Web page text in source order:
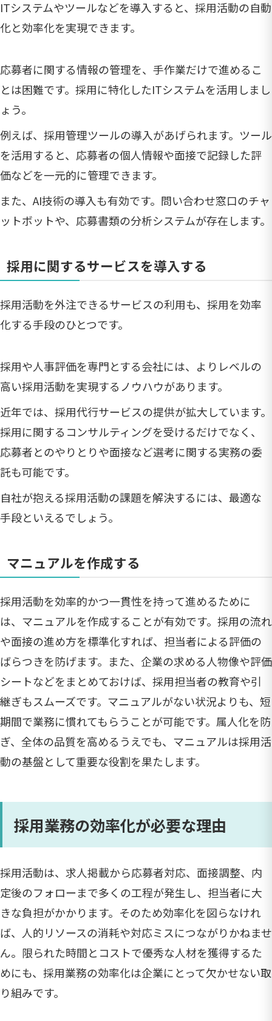
ITシステムやツールなどを導入すると、採用活動の自動
化と効率化を実現できます。
応募者に関する情報の管理を、手作業だけで進めるこ
とは困難です。採用に特化したITシステムを活用しまし
ょう。
例えば、採用管理ツールの導入があげられます。ツール
を活用すると、応募者の個人情報や面接で記録した評
価などを一元的に管理できます。
また、AI技術の導入も有効です。問い合わせ窓口のチャ
ットボットや、応募書類の分析システムが存在します。
採用に関するサービスを導入する
採用活動を外注できるサービスの利用も、採用を効率
化する手段のひとつです。
採用や人事評価を専門とする会社には、よりレベルの
高い採用活動を実現するノウハウがあります。
近年では、採用代行サービスの提供が拡大しています。
採用に関するコンサルティングを受けるだけでなく、
応募者とのやりとりや面接など選考に関する実務の委
託も可能です。
自社が抱える採用活動の課題を解決するには、最適な
手段といえるでしょう。
マニュアルを作成する
採用活動を効率的かつ一貫性を持って進めるために
は、マニュアルを作成することが有効です。採用の流れ
や面接の進め方を標準化すれば、担当者による評価の
ばらつきを防げます。また、企業の求める人物像や評価
シートなどをまとめておけば、採用担当者の教育や引
継ぎもスムーズです。マニュアルがない状況よりも、短
期間で業務に慣れてもらうことが可能です。属人化を防
ぎ、全体の品質を高めるうえでも、マニュアルは採用活
動の基盤として重要な役割を果たします。
採用業務の効率化が必要な理由
採用活動は、求人掲載から応募者対応、面接調整、内
定後のフォローまで多くの工程が発生し、担当者に大
きな負担がかかります。そのため効率化を図らなけれ
ば、人的リソースの消耗や対応ミスにつながりかねませ
ん。限られた時間とコストで優秀な人材を獲得するた
めにも、採用業務の効率化は企業にとって欠かせない取
り組みです。